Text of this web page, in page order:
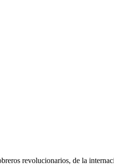
revolucionarios, de la